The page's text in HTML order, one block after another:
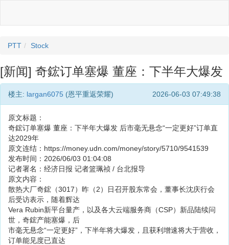
PTT Stock
[新闻] 奇鋐订单塞爆 董座：下半年大爆发
楼主: largan6075 (恩平重返荣耀) 2026-06-03 07:49:38
原文标题：
奇鋐订单塞爆 董座：下半年大爆发 后市毫无悬念“一定更好”订单直
达2029年
原文连结：https://money.udn.com/money/story/5710/9541539
发布时间：2026/06/03 01:04:08
记者署名：经济日报 记者篮珮祯 / 台北报导
原文内容：
散热大厂奇鋐（3017）昨（2）日召开股东常会，董事长沈庆行会
后受访表示，随着辉达
Vera Rubin新平台量产，以及各大云端服务商（CSP）新品陆续问
世，奇鋐产能塞爆，后
市毫无悬念“一定更好”，下半年将大爆发，且获利增速将大于营收，
订单能见度已直达